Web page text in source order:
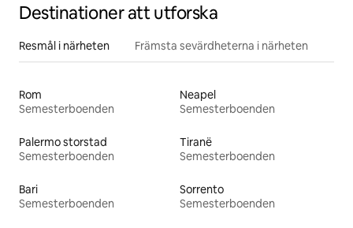
Destinationer att utforska
Resmål i närheten Främsta sevärdheterna i närheten
Rom
Semesterboenden
Neapel
Semesterboenden
Palermo storstad
Semesterboenden
Tiranë
Semesterboenden
Bari
Semesterboenden
Sorrento
Semesterboenden